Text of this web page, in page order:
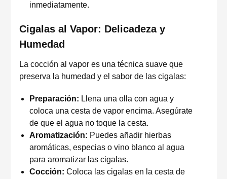
inmediatamente.
Cigalas al Vapor: Delicadeza y
Humedad
La cocción al vapor es una técnica suave que
preserva la humedad y el sabor de las cigalas:
Preparación: Llena una olla con agua y
coloca una cesta de vapor encima. Asegúrate
de que el agua no toque la cesta.
Aromatización: Puedes añadir hierbas
aromáticas, especias o vino blanco al agua
para aromatizar las cigalas.
Cocción: Coloca las cigalas en la cesta de